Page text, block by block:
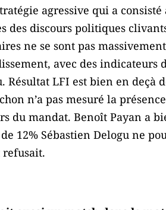
agressive qui a
des discours politiques
ne se sont pas
avec des indicateurs
Résultat LFI est bien en deçà
n’a pas mesuré la
du mandat. Benoît Payan a
12% Sébastien Delogu ne